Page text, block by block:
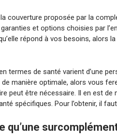
couverture proposée par la
et options choisies par
répond à vos besoins, alors
termes de santé varient d’une
manière optimale, alors vous
peut être nécessaire. Il en est de
spécifiques. Pour l’obtenir, il
qu’une